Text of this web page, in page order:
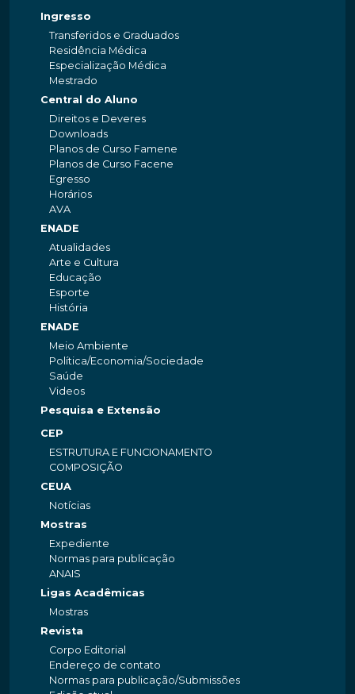
Ingresso
Transferidos e Graduados
Residência Médica
Especialização Médica
Mestrado
Central do Aluno
Direitos e Deveres
Downloads
Planos de Curso Famene
Planos de Curso Facene
Egresso
Horários
AVA
ENADE
Atualidades
Arte e Cultura
Educação
Esporte
História
ENADE
Meio Ambiente
Política/Economia/Sociedade
Saúde
Videos
Pesquisa e Extensão
CEP
ESTRUTURA E FUNCIONAMENTO
COMPOSIÇÃO
CEUA
Notícias
Mostras
Expediente
Normas para publicação
ANAIS
Ligas Acadêmicas
Mostras
Revista
Corpo Editorial
Endereço de contato
Normas para publicação/Submissões